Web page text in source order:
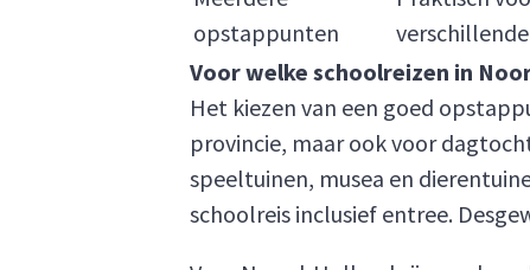
opstappunten
Voor welke schoolreizen in
Het kiezen van een goed
provincie, maar ook voor
speeltuinen, musea en
schoolreis inclusief entree.